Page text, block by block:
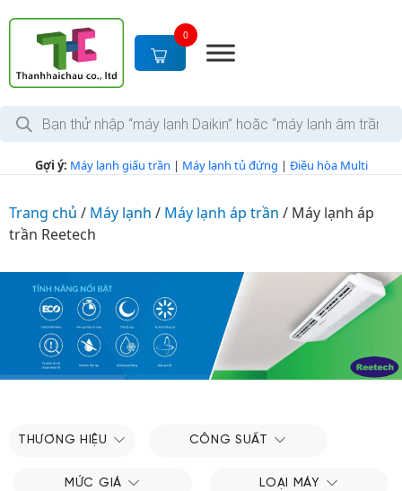
c
t
0
T
m
i
h
Gợi ý: Máy lạnh giấu trần | Máy lạnh tủ đứng | Điều hòa Multi
Trang chủ / Máy lạnh / Máy lạnh áp trần / Máy lạnh áp
trần Reetech
THƯƠNG HIỆU CÔNG SUẤT
MỨC GIÁ LOẠI MÁY